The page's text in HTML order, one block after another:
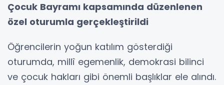
Çocuk Bayramı kapsamında düzenlenen
özel oturumla gerçekleştirildi
Öğrencilerin yoğun katılım gösterdiği
oturumda, millî egemenlik, demokrasi bilinci
ve çocuk hakları gibi önemli başlıklar ele alındı.